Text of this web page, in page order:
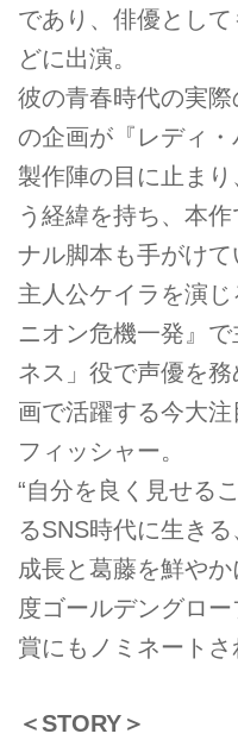
であり、俳優とし
どに出演。
彼の⻘春時代の実
の企画が『レディ
製作陣の⽬に⽌ま
う経緯を持ち、本
ナル脚本も⼿がけて
主⼈公ケイラを演
ニオン危機⼀発』
ネス」役で声優を
画で活躍する今⼤注
フィッシャー。
“⾃分を良く⾒せる
るSNS時代に⽣き
成⻑と葛藤を鮮や
度ゴールデングロ
賞にもノミネートさ
＜STORY＞